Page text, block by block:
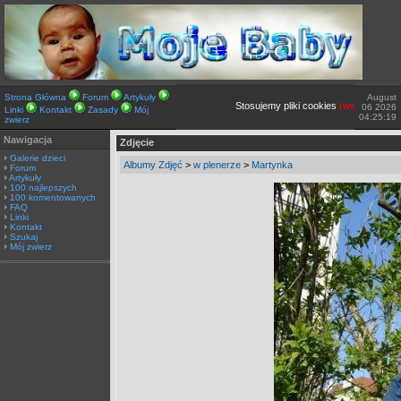
Strona Główna Forum
Artykuły
Linki
Kontakt Zasady
Mój
zwierz
Stosujemy pliki cookies(więcej TUTAJ).
August
06 2026
04:25:19
Nawigacja
Galerie dzieci
Forum
Artykuły
100 najlepszych
100 komentowanych
FAQ
Linki
Kontakt
Szukaj
Mój zwierz
Zdjęcie
Albumy Zdjęć > w plenerze > Martynka